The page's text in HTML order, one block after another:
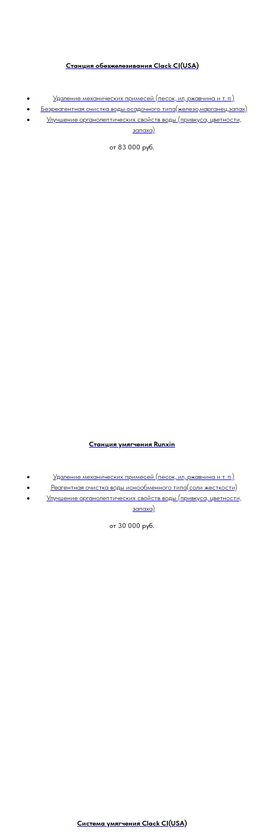
Станция обезжелезивания Clack CI(USA)
Удаление механических примесей (песок, ил, ржавчина и т. п.)
Безреагентная очистка воды осадочного типа(железо,марганец,запах)
Улучшение органолептических свойств воды (привкуса, цветности,
запаха)
от 83 000 руб.
Станция умягчения Runxin
Удаление механических примесей (песок, ил, ржавчина и т. п.)
Реагентная очистка воды ионообменного типа(соли жесткости)
Улучшение органолептических свойств воды (привкуса, цветности,
запаха)
от 30 000 руб.
Система умягчения Clack CI(USA)